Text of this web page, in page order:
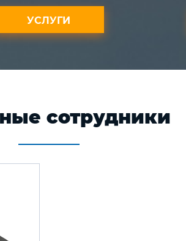
УСЛУГИ
сотрудники